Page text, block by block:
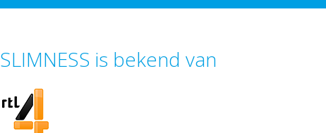
SLIMNESS is bekend van